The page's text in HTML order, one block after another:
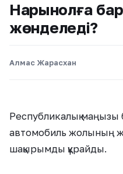
Нарынқолға
жөнделеді?
Алмас Жарасхан
Республикалық
автомобиль жолының
шақырымды құрайды.